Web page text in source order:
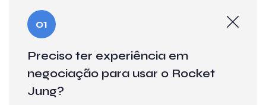
01
Preciso ter experiência em
negociação para usar o Rocket
Jung?